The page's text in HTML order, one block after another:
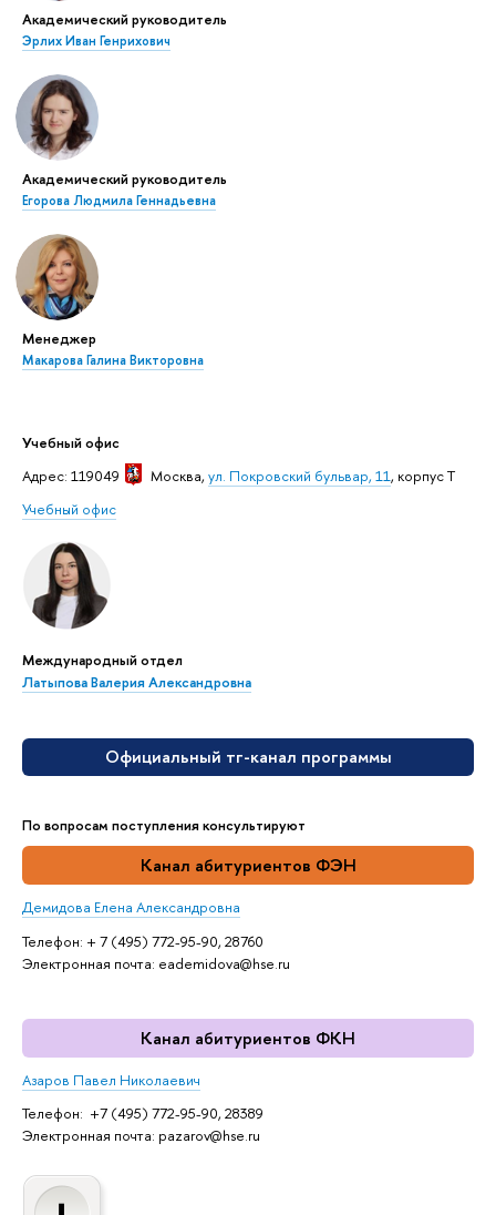
Академический руководитель
Эрлих Иван Генрихович
Академический руководитель
Егорова Людмила Геннадьевна
Менеджер
Макарова Галина Викторовна
Учебный офис
Адрес: 119049
Москва, ул. Покровский бульвар, 11, корпус Т
Учебный офис
Международный отдел
Латыпова Валерия Александровна
Официальный тг-канал программы
По вопросам поступления консультируют
Канал абитуриентов ФЭН
Демидова Елена Александровна
Телефон: + 7 (495) 772-95-90, 28760
Электронная почта: eademidova@hse.ru
Канал абитуриентов ФКН
Азаров Павел Николаевич
Телефон: +7 (495) 772-95-90, 28389
Электронная почта: pazarov@hse.ru